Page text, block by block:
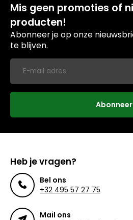
Mis geen promoties of
producten!
Abonneer je op onze
te blijven.
Abonneer
Heb je vragen?
Bel ons
+32 495 57 27 75
Mail ons